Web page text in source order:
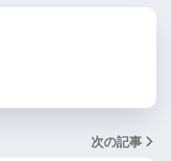
次の記事